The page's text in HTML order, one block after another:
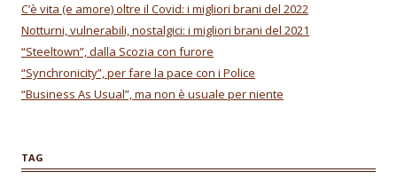
C’è vita (e amore) oltre il Covid: i migliori brani del 2022
Notturni, vulnerabili, nostalgici: i migliori brani del 2021
“Steeltown”, dalla Scozia con furore
“Synchronicity”, per fare la pace con i Police
“Business As Usual”, ma non è usuale per niente
TAG